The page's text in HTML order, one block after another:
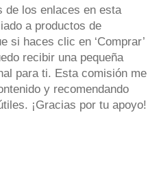
de los enlaces en esta
a productos de
si haces clic en ‘Comprar’
recibir una pequeña
para ti. Esta comisión me
y recomendando
¡Gracias por tu apoyo!